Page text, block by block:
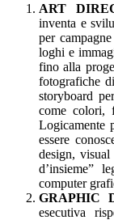
ART
inventa e
per
loghi e
fino alla
fotografiche
storyboard
come colori,
Logicamente
essere
design,
d’insieme”
computer
GRAPHIC
esecutiva